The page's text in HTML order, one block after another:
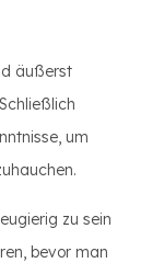
äußerst
um
zu sein
bevor man